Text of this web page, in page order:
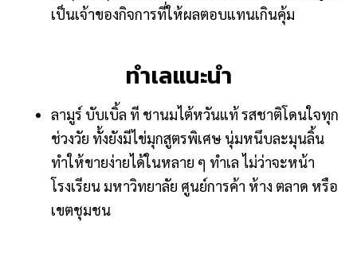
เป็นเจ้าของกิจการที่ให้ผลตอบแทนเกินคุ้ม
ทำเลแนะนำ
ลามูร์ บับเบิ้ล ที ชานมไต้หวันแท้ รสชาติโดนใจทุก
ช่วงวัย ทั้งยังมีไข่มุกสูตรพิเศษ นุ่มหนึบละมุนลิ้น
ทำให้ขายง่ายได้ในหลาย ๆ ทำเล ไม่ว่าจะหน้า
โรงเรียน มหาวิทยาลัย ศูนย์การค้า ห้าง ตลาด หรือ
เขตชุมชน